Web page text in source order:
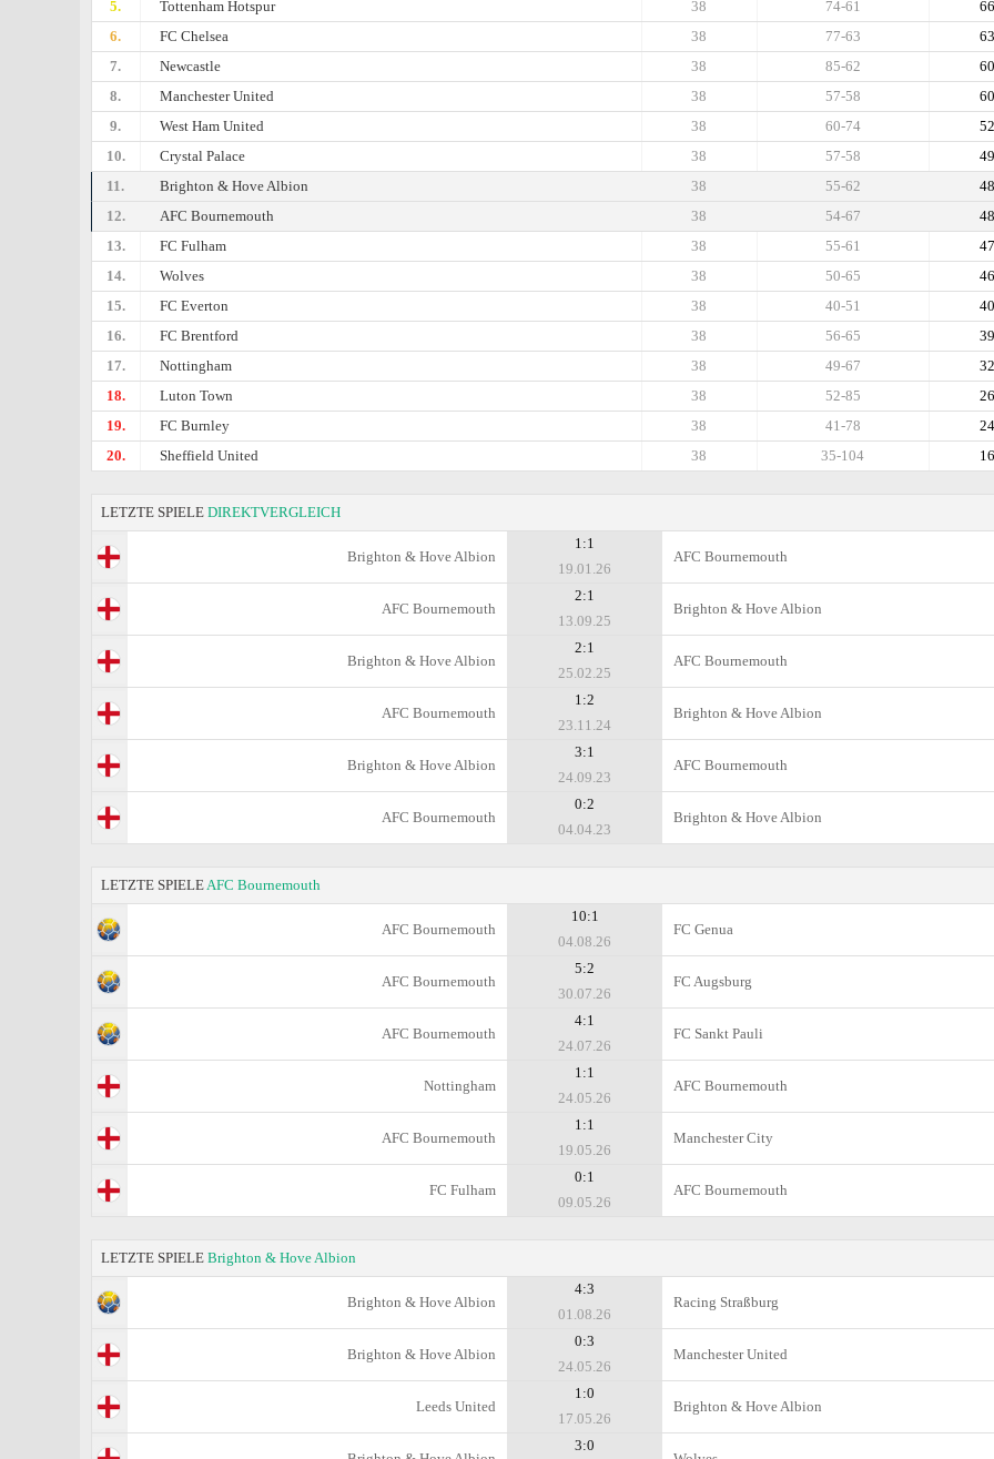
5.
Tottenham Hotspur 66
74-61
38
6.
FC Chelsea 63
77-63
38
7.
Newcastle 60
85-62
38
8.
Manchester United 60
57-58
38
9.
West Ham United 52
60-74
38
10.
Crystal Palace 49
57-58
38
11.
Brighton & Hove Albion 48
55-62
38
12.
AFC Bournemouth 48
54-67
38
13.
FC Fulham 47
55-61
38
14.
Wolves 46
50-65
38
15.
FC Everton 40
40-51
38
16.
FC Brentford 39
56-65
38
17.
Nottingham 32
49-67
38
18.
Luton Town 26
52-85
38
19.
FC Burnley 24
41-78
38
20.
Sheffield United 16
35-104
38
LETZTE SPIELE DIREKTVERGLEICH
Brighton & Hove Albion
1:1
19.01.26
AFC Bournemouth
AFC Bournemouth
2:1
13.09.25
Brighton & Hove Albion
Brighton & Hove Albion
2:1
25.02.25
AFC Bournemouth
AFC Bournemouth
1:2
23.11.24
Brighton & Hove Albion
Brighton & Hove Albion
3:1
24.09.23
AFC Bournemouth
AFC Bournemouth
0:2
04.04.23
Brighton & Hove Albion
LETZTE SPIELEAFC Bournemouth
AFC Bournemouth
10:1
04.08.26
FC Genua
AFC Bournemouth
5:2
30.07.26
FC Augsburg
AFC Bournemouth
4:1
24.07.26
FC Sankt Pauli
Nottingham
1:1
24.05.26
AFC Bournemouth
AFC Bournemouth
1:1
19.05.26
Manchester City
FC Fulham
0:1
09.05.26
AFC Bournemouth
LETZTE SPIELE Brighton & Hove Albion
Brighton & Hove Albion
4:3
01.08.26
Racing Straßburg
Brighton & Hove Albion
0:3
24.05.26
Manchester United
Leeds United
1:0
17.05.26
Brighton & Hove Albion
3:0